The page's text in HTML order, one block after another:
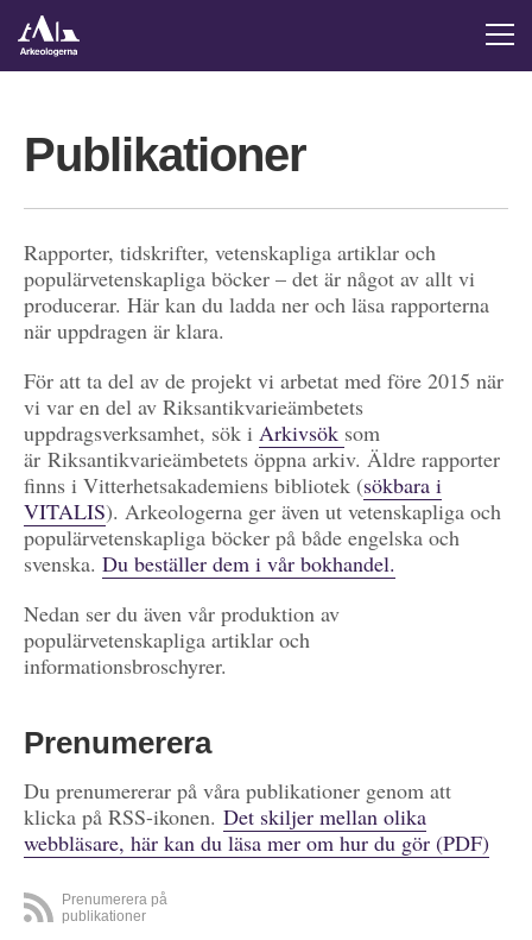
Publikationer
Rapporter, tidskrifter, vetenskapliga artiklar och
populärvetenskapliga böcker – det är något av allt vi
producerar. Här kan du ladda ner och läsa rapporterna
när uppdragen är klara.
För att ta del av de projekt vi arbetat med före 2015 när
vi var en del av Riksantikvarieämbetets
uppdragsverksamhet, sök i Arkivsök som
är Riksantikvarieämbetets öppna arkiv. Äldre rapporter
finns i Vitterhetsakademiens bibliotek (sökbara i
VITALIS). Arkeologerna ger även ut vetenskapliga och
populärvetenskapliga böcker på både engelska och
svenska. Du beställer dem i vår bokhandel.
Nedan ser du även vår produktion av
populärvetenskapliga artiklar och
informationsbroschyrer.
Prenumerera
Du prenumererar på våra publikationer genom att
klicka på RSS-ikonen. Det skiljer mellan olika
webbläsare, här kan du läsa mer om hur du gör (PDF)
Prenumerera på
publikationer